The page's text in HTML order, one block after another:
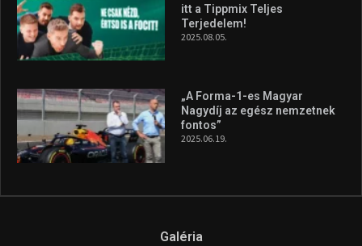
itt a Tippmix Teljes
Terjedelem!
2025.08.05.
„A Forma-1-es Magyar
Nagydíj az egész nemzetnek
fontos”
2025.06.19.
Galéria